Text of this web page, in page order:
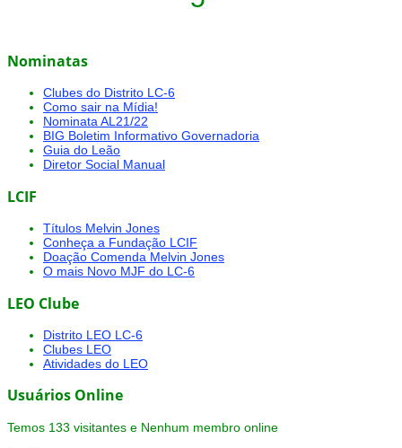
Nominatas
Clubes do Distrito LC-6
Como sair na Mídia!
Nominata AL21/22
BIG Boletim Informativo Governadoria
Guia do Leão
Diretor Social Manual
LCIF
Títulos Melvin Jones
Conheça a Fundação LCIF
Doação Comenda Melvin Jones
O mais Novo MJF do LC-6
LEO Clube
Distrito LEO LC-6
Clubes LEO
Atividades do LEO
Usuários Online
Temos 133 visitantes e Nenhum membro online